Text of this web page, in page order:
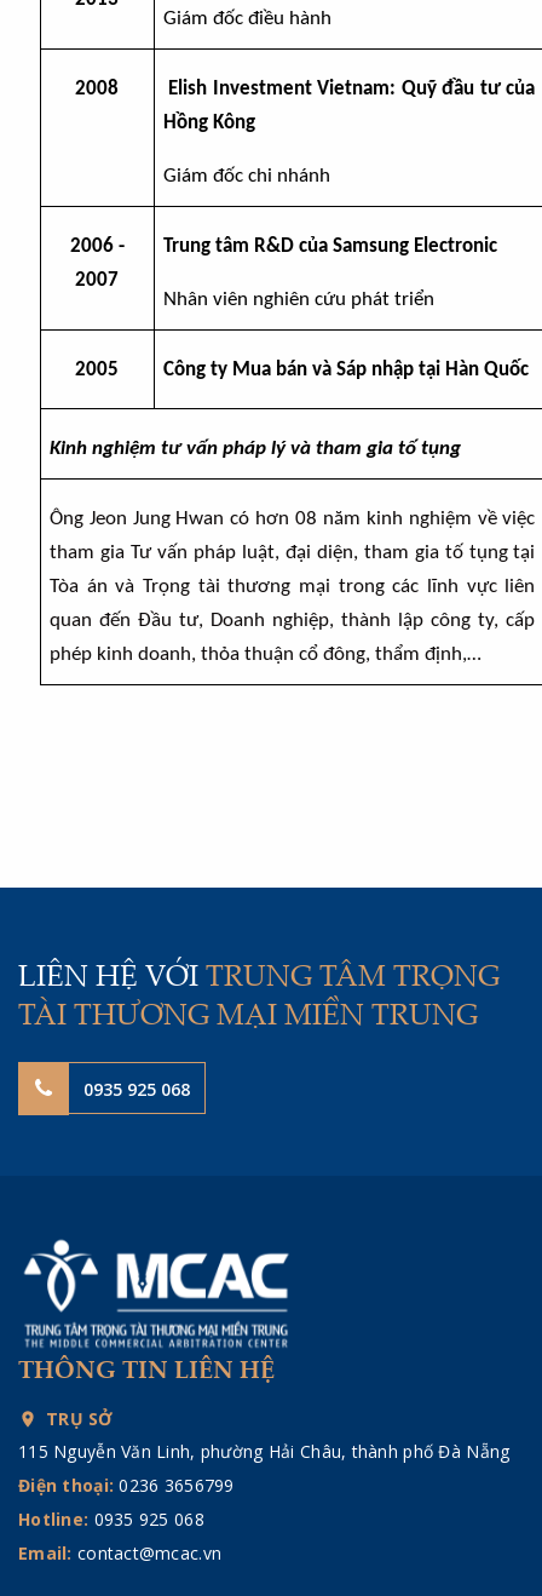
Giám đốc điều hành
2008
Elish Investment Vietnam: Quỹ đầu tư của
Hồng Kông
Giám đốc chi nhánh
2006 -
2007
Trung tâm R&D của Samsung Electronic
Nhân viên nghiên cứu phát triển
2005 Công ty Mua bán và Sáp nhập tại Hàn Quốc
Kinh nghiệm tư vấn pháp lý và tham gia tố tụng
Ông Jeon Jung Hwan có hơn 08 năm kinh nghiệm về việc
tham gia Tư vấn pháp luật, đại diện, tham gia tố tụng tại
Tòa án và Trọng tài thương mại trong các lĩnh vực liên
quan đến Đầu tư, Doanh nghiệp, thành lập công ty, cấp
phép kinh doanh, thỏa thuận cổ đông, thẩm định,…
LIÊN HỆ VỚI TRUNG TÂM TRỌNG
TÀI THƯƠNG MẠI MIỀN TRUNG
0935 925 068
THÔNG TIN LIÊN HỆ
TRỤ SỞ
115 Nguyễn Văn Linh, phường Hải Châu, thành phố Đà Nẵng
Điện thoại:0236 3656799
Hotline: 0935 925 068
Email: contact@mcac.vn